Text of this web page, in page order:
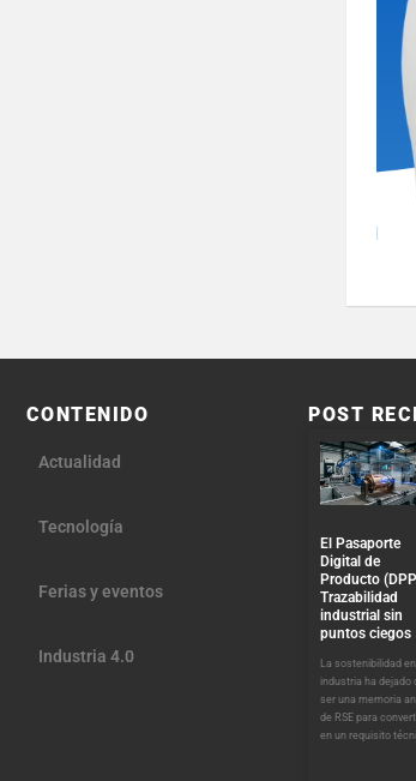
CONTENIDO
Actualidad
Tecnología
Ferias y eventos
Industria 4.0
POST
El Pasaporte
Digital de
Producto
Trazabilidad
industrial sin
puntos ciegos
La sostenibilidad en
industria ha dejado
ser una memoria
de RSE para
en un requisito